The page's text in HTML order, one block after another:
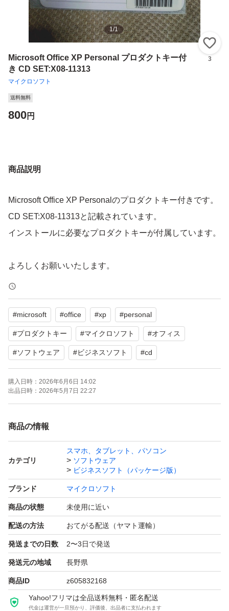
1/1
Microsoft Office XP Personal プロダクトキー付
き CD SET:X08-11313
マイクロソフト
3
送料無料
800円
商品説明
Microsoft Office XP Personalのプロダクトキー付きです。
CD SET:X08-11313と記載されています。
インストールに必要なプロダクトキーが付属しています。
よろしくお願いいたします。
#microsoft #office #xp #personal
#プロダクトキー #マイクロソフト #オフィス
#ソフトウェア #ビジネスソフト #cd
購入日時： 2026年6月6日 14:02
出品日時： 2026年5月7日 22:27
商品の情報
カテゴリ
スマホ、タブレット、パソコン
ソフトウェア
ビジネスソフト（パッケージ版）
ブランド マイクロソフト
商品の状態 未使用に近い
配送の方法 おてがる配送（ヤマト運輸）
発送までの日数 2〜3日で発送
発送元の地域 長野県
商品ID z605832168
Yahoo!フリマは全品送料無料・匿名配送
代金は運営が一旦預かり、評価後、出品者に支払われます